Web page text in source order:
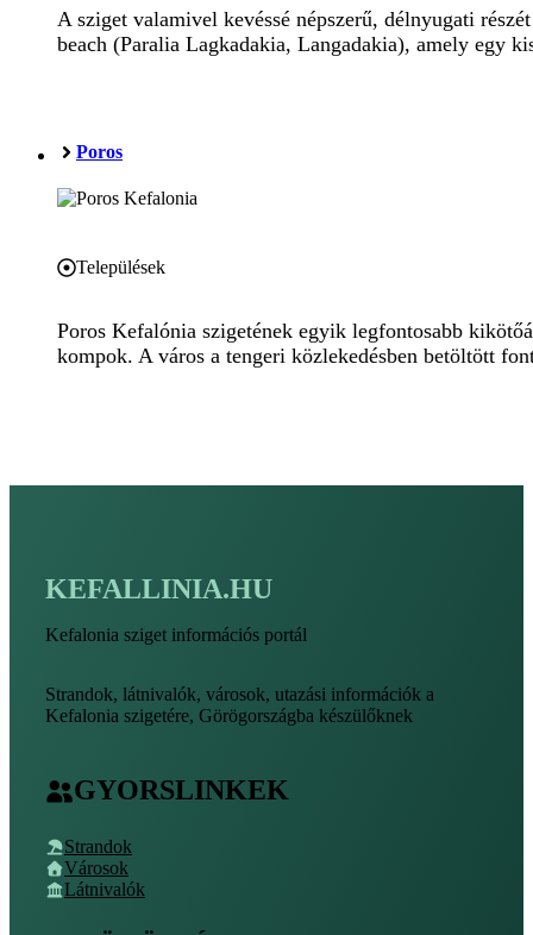
A sziget valamivel kevéssé népszerű, délnyugati
beach (Paralia Lagkadakia, Langadakia), amely egy
Poros
Települések
Poros Kefalónia szigetének egyik legfontosabb
kompok. A város a tengeri közlekedésben betöltött
KEFALLINIA.HU
Kefalonia sziget információs portál
Strandok, látnivalók, városok, utazási információk a
Kefalonia szigetére, Görögországba készülőknek
GYORSLINKEK
Strandok
Városok
Látnivalók